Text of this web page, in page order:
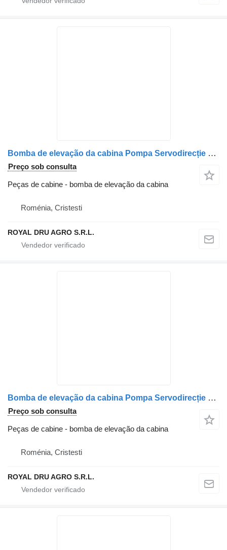
Bomba de elevação da cabina Pompa Servodirecție para camião Mercedes-Benz 0024601580 / A0024601580 / A0024604980 / 0024604980 (13)
Preço sob consulta
Peças de cabine - bomba de elevação da cabina
Roménia, Cristesti
ROYAL DRU AGRO S.R.L.
Bomba de elevação da cabina Pompa Servodirecție para camião Mercedes-Benz 0014664201 A0014664201 0004606680 0024607680 A0004606680 A0024607680
Preço sob consulta
Peças de cabine - bomba de elevação da cabina
Roménia, Cristesti
ROYAL DRU AGRO S.R.L.